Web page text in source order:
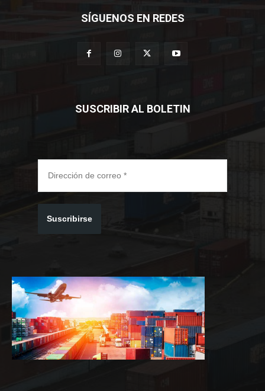
SÍGUENOS EN REDES
SUSCRIBIR AL BOLETIN
Suscribirse